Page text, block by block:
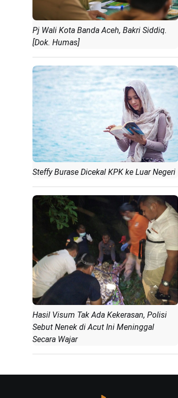
Pj Wali Kota Banda Aceh, Bakri Siddiq.
[Dok. Humas]
Steffy Burase Dicekal KPK ke Luar Negeri
Hasil Visum Tak Ada Kekerasan, Polisi
Sebut Nenek di Acut Ini Meninggal
Secara Wajar